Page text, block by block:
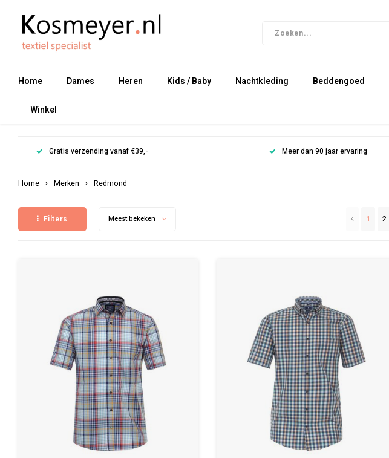
Home Dames Heren Kids / Baby Nachtkleding Beddengoed
Winkel
Gratis verzending vanaf €39,- Meer dan 90 jaar ervaring
Home Merken Redmond
Filters Meest bekeken 1 2